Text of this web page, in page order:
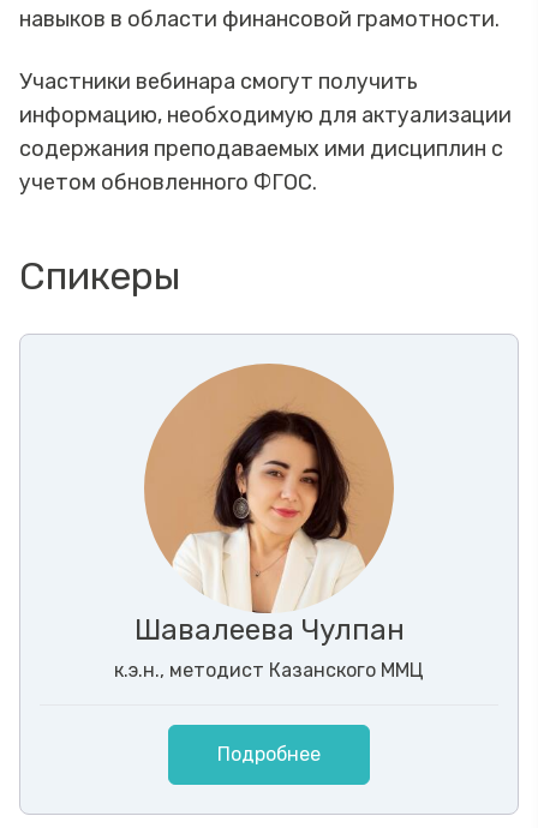
навыков в области финансовой грамотности.
Участники вебинара смогут получить
информацию, необходимую для актуализации
содержания преподаваемых ими дисциплин с
учетом обновленного ФГОС.
Спикеры
Шавалеева Чулпан
к.э.н., методист Казанского ММЦ
Подробнее